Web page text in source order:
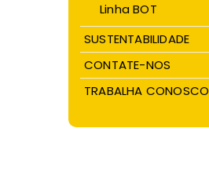
Linha BOT
SUSTENTABILIDADE
CONTATE-NOS
TRABALHA CONOSCO